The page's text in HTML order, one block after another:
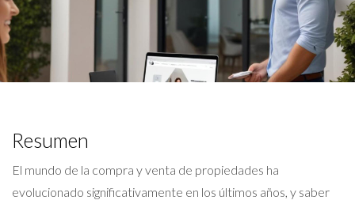
Resumen
El mundo de la compra y venta de propiedades ha
evolucionado significativamente en los últimos años, y saber